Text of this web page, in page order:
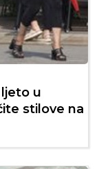
u
stilove na